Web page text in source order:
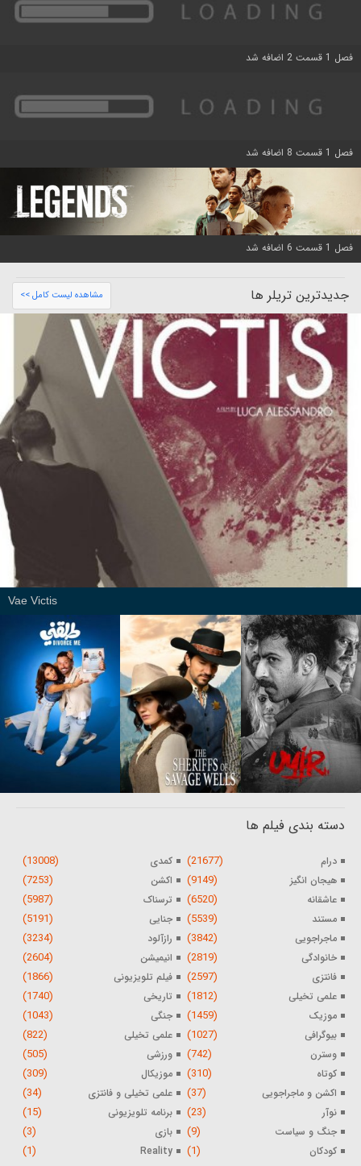
فصل 1 قسمت 2 اضافه شد
فصل 1 قسمت 8 اضافه شد
فصل 1 قسمت 6 اضافه شد
جدیدترین تریلر ها مشاهده لیست کامل >>
Vae Victis
دسته بندی فیلم ها
درام (21677) کمدی (13008)
هیجان انگیز (9149) اکشن (7253)
عاشقانه (6520) ترسناک (5987)
مستند (5539) جنایی (5191)
ماجراجویی (3842) رازآلود (3234)
خانوادگی (2819) انیمیشن (2604)
فانتزی (2597) فیلم تلویزیونی (1866)
علمی تخیلی (1812) تاریخی (1740)
موزیک (1459) جنگی (1043)
بیوگرافی (1027) علمی تخیلی (822)
وسترن (742) ورزشی (505)
کوتاه (310) موزیکال (309)
اکشن و ماجراجویی (37) علمی تخیلی و فانتزی (34)
نوآر (23) برنامه تلویزیونی (15)
جنگ و سیاست (9) بازی (3)
کودکان (1)
Reality
(1)